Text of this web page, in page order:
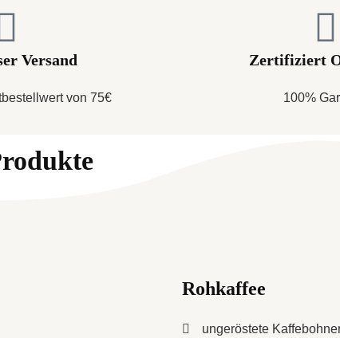
Versand
von 75€
Zertifiziert
100%
Rohkaffee
ungeröstete